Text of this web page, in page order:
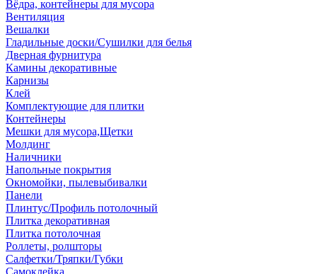
Вёдра, контейнеры для мусора
Вентиляция
Вешалки
Гладильные доски/Сушилки для белья
Дверная фурнитура
Камины декоративные
Карнизы
Клей
Комплектующие для плитки
Контейнеры
Мешки для мусора,Щетки
Молдинг
Наличники
Напольные покрытия
Окномойки, пылевыбивалки
Панели
Плинтус/Профиль потолочный
Плитка декоративная
Плитка потолочная
Роллеты, ролшторы
Салфетки/Тряпки/Губки
Самоклейка